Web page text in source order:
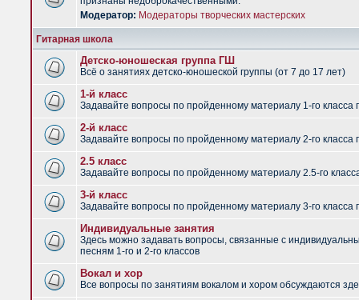
Модератор: Модераторы творческих мастерских
Гитарная школа
Детско-юношеская группа ГШ
Всё о занятиях детско-юношеской группы (от 7 до 17 лет)
1-й класс
Задавайте вопросы по пройденному материалу 1-го класса
2-й класс
Задавайте вопросы по пройденному материалу 2-го класса
2.5 класс
Задавайте вопросы по пройденному материалу 2.5-го
3-й класс
Задавайте вопросы по пройденному материалу 3-го класса
Индивидуальные занятия
Здесь можно задавать вопросы, связанные с
песням 1-го и 2-го классов
Вокал и хор
Все вопросы по занятиям вокалом и хором обсуждаются